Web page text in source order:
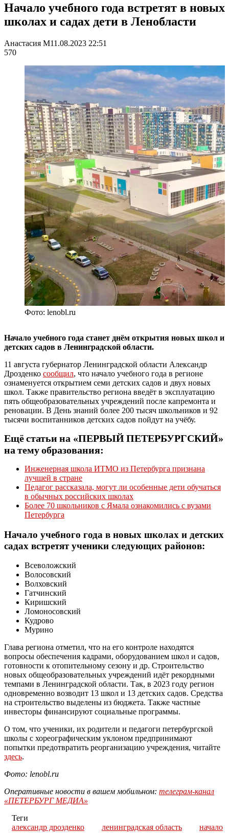
Начало учебного года встретят в новых
школах и садах дети в Ленобласти
Анастасия М11.08.2023 22:51
570
Фото: lenobl.ru
Начало учебного года станет днём открытия новых школ и
детских садов в Ленинградской области.
11 августа губернатор Ленинградской области Александр
Дрозденко сообщил, что начало учебного года в регионе
ознаменуется открытием семи детских садов и двух новых
школ. Также правительство региона введёт в эксплуатацию
пять общеобразовательных учреждений после капремонта и
реновации. В День знаний более 200 тысяч школьников и 92
тысячи воспитанников детских садов пойдут на учёбу.
Ещёстатьи на «ПЕРВЫЙПЕТЕРБУРГСКИЙ»
на темуобразования:
Инженерная школа ИТМО из Петербурга признана
лучшей в стране
Педагог рассказала, могут ли особенные дети обучаться
в обычных российских школах
Более 70 школьников с Ямала ознакомились с вузами
Петербурга
Начало учебного года в новых школах и детских
садах встретятученики следующих районов:
Всеволожский
Волосовский
Волховский
Гатчинский
Киришский
Ломоносовский
Кудрово
Мурино
Глава региона отметил, что на его контроле находятся
вопросы обеспечения кадрами, оборудованием школ и садов,
готовности к отопительному сезону и др. Строительство
новых общеобразовательных учреждений идёт рекордными
темпами в Ленинградской области. Так, в 2023 году регион
одновременно возводит 13 школ и 13 детских садов. Средства
на строительство выделены из бюджета. Также частные
инвесторы финансируют социальные программы.
О том, что ученики, их родители и педагоги петербургской
школы с хореографическим уклоном предпринимают
попытки предотвратить реорганизацию учреждения, читайте
здесь.
Фото: lenobl.ru
Оперативные новости в вашем мобильном: телеграм-канал
«ПЕТЕРБУРГ МЕДИА»
Теги
александр дрозденко
ленинградская область
начало